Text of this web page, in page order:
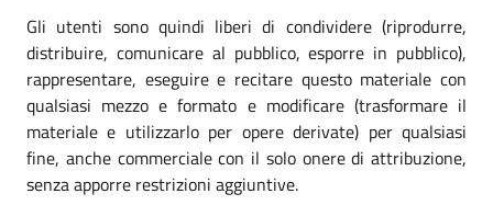
Gli utenti sono quindi liberi di condividere (riprodurre,
distribuire, comunicare al pubblico, esporre in pubblico),
rappresentare, eseguire e recitare questo materiale con
qualsiasi mezzo e formato e modificare (trasformare il
materiale e utilizzarlo per opere derivate) per qualsiasi
fine, anche commerciale con il solo onere di attribuzione,
senza apporre restrizioni aggiuntive.